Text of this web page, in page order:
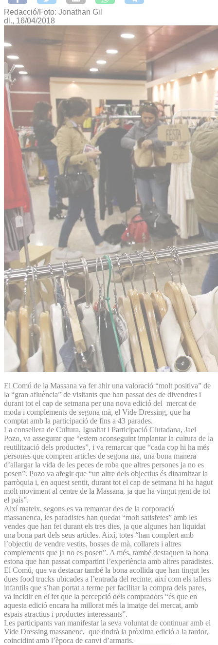
Redacció/Foto: Jonathan Gil
dl., 16/04/2018
El Comú de la Massana va fer ahir una valoració “molt positiva” de
la “gran afluència” de visitants que han passat des de divendres i
durant tot el cap de setmana per una nova edició del mercat de
moda i complements de segona mà, el Vide Dressing, que ha
comptat amb la participació de fins a 43 parades.
La consellera de Cultura, Igualtat i Participació Ciutadana, Jael
Pozo, va assegurar que “estem aconseguint implantar la cultura de la
reutilització dels productes”, i va remarcar que “cada cop hi ha més
persones que compren articles de segona mà, una bona manera
d’allargar la vida de les peces de roba que altres persones ja no es
posen”. Pozo va afegir que “un altre dels objectius és dinamitzar la
parròquia i, en aquest sentit, durant tot el cap de setmana hi ha hagut
molt moviment al centre de la Massana, ja que ha vingut gent de tot
el país”.
Així mateix, segons es va remarcar des de la corporació
massanenca, les paradistes han quedat “molt satisfetes” amb les
vendes que han fet durant els tres dies, ja que algunes han liquidat
una bona part dels seus articles. Així, totes “han complert amb
l’objectiu de vendre vestits, bosses de mà, collarets i altres
complements que ja no es posen”. A més, també destaquen la bona
estona que han passat compartint l’experiència amb altres paradistes.
El Comú, que va destacar també la bona acollida que han tingut les
dues food trucks ubicades a l’entrada del recinte, així com els tallers
infantils que s’han portat a terme per facilitar la compra dels pares,
va incidir en el fet que la percepció dels compradors “és que en
aquesta edició encara ha millorat més la imatge del mercat, amb
espais atractius i productes interessants”.
Les participants van manifestar la seva voluntat de continuar amb el
Vide Dressing massanenc, que tindrà la pròxima edició a la tardor,
coincidint amb l’època de canvi d’armaris.